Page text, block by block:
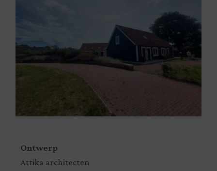
Ontwerp
Attika architecten